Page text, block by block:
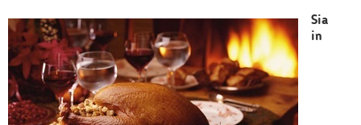
Sia
in